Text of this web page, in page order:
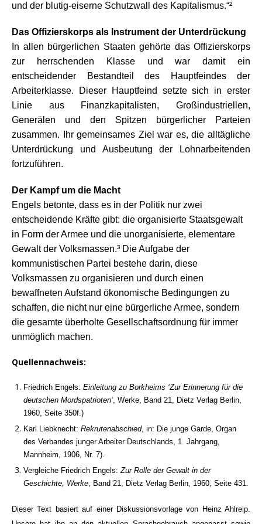
und der blutig-eiserne Schutzwall des Kapitalismus.“²
Das Offizierskorps als Instrument der Unterdrückung
In allen bürgerlichen Staaten gehörte das Offizierskorps
zur herrschenden Klasse und war damit ein
entscheidender Bestandteil des Hauptfeindes der
Arbeiterklasse. Dieser Hauptfeind setzte sich in erster
Linie aus Finanzkapitalisten, Großindustriellen,
Generälen und den Spitzen bürgerlicher Parteien
zusammen. Ihr gemeinsames Ziel war es, die alltägliche
Unterdrückung und Ausbeutung der Lohnarbeitenden
fortzuführen.
Der Kampf um die Macht
Engels betonte, dass es in der Politik nur zwei
entscheidende Kräfte gibt: die organisierte Staatsgewalt
in Form der Armee und die unorganisierte, elementare
Gewalt der Volksmassen.³ Die Aufgabe der
kommunistischen Partei bestehe darin, diese
Volksmassen zu organisieren und durch einen
bewaffneten Aufstand ökonomische Bedingungen zu
schaffen, die nicht nur eine bürgerliche Armee, sondern
die gesamte überholte Gesellschaftsordnung für immer
unmöglich machen.
Quellennachweis:
Friedrich Engels: Einleitung zu Borkheims ‘Zur Erinnerung für die
deutschen Mordspatrioten‘, Werke, Band 21, Dietz Verlag Berlin,
1960, Seite 350f.)
Karl Liebknecht: Rekrutenabschied, in: Die junge Garde, Organ
des Verbandes junger Arbeiter Deutschlands, 1. Jahrgang,
Mannheim, 1906, Nr. 7).
Vergleiche Friedrich Engels:Zur Rolle der Gewalt in der
Geschichte, Werke, Band 21, Dietz Verlag Berlin, 1960, Seite 431.
Dieser Text basiert auf einer Diskussionsvorlage von Heinz Ahlreip.